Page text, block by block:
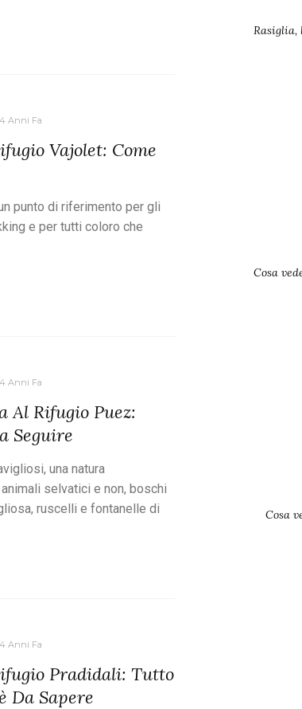
4 Anni Fa
Vajolet: Come
punto di riferimento per gli
e per tutti coloro che
4 Anni Fa
Al Rifugio Puez:
Seguire
una natura
selvatici e non, boschi
ruscelli e fontanelle di
4 Anni Fa
Pradidali: Tutto
Da Sapere
Rasiglia,
Cosa
Cosa